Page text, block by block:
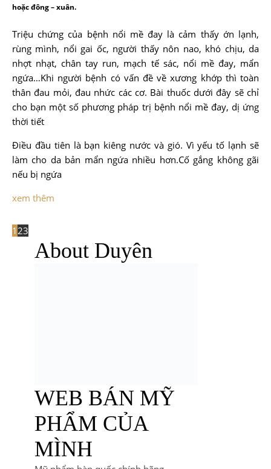
hoặc đông – xuân.
Triệu chứng của bệnh nổi mề đay là cảm thấy ớn lạnh,
rùng mình, nổi gai ốc, người thấy nôn nao, khó chịu, da
nhợt nhạt, chân tay run, mạch tế sác, nổi mề đay, mẩn
ngứa…Khi người bệnh có vấn đề về xương khớp thì toàn
thân đau mỏi, đau nhức các cơ. Bài thuốc dưới đây sẽ chỉ
cho bạn một số phương pháp trị bệnh nổi mề đay, dị ứng
thời tiết
Điều đầu tiên là bạn kiêng nước và gió. Vì yếu tố lạnh sẽ
làm cho da bản mẩn ngứa nhiều hơn.Cố gắng không gãi
nếu bị ngứa
xem thêm
123
About Duyên
WEB BÁN MỸ
PHẨM CỦA
MÌNH